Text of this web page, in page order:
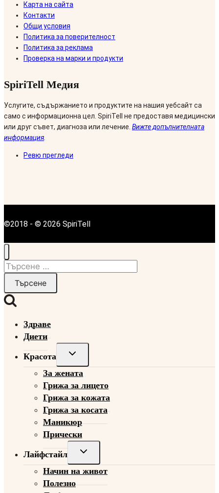
Карта на сайта
Контакти
Общи условия
Политика за поверителност
Политика за реклама
Проверка на марки и продукти
SpiriTell Медия
Услугите, съдържанието и продуктите на нашия уебсайт са
само с информационна цел. SpiriTell не предоставя медицински
или друг съвет, диагноза или лечение. Вижте допълнителната
информация.
Ревю прегледи
©2018 - © 2026 SpiriTell
Търсене
Здраве
Диети
Красота
Toggle
menu
За жената
Грижа за лицето
Грижа за кожата
Грижа за косата
Маникюр
Прически
Лайфстайл
Toggle
menu
Начин на живот
Полезно